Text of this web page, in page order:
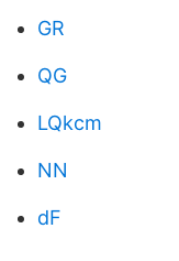
GR
QG
LQkcm
NN
dF